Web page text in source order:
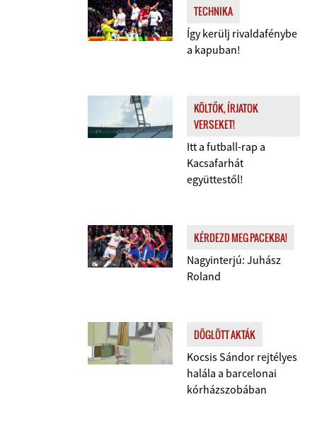
TECHNIKA
Így kerülj rivaldafénybe
a kapuban!
KÖLTŐK, ÍRJATOK
VERSEKET!
Itt a futball-rap a
Kacsafarhát
együttestől!
KÉRDEZD MEG PACEKBA!
Nagyinterjú: Juhász
Roland
DÖGLÖTT AKTÁK
Kocsis Sándor rejtélyes
halála a barcelonai
kórházszobában